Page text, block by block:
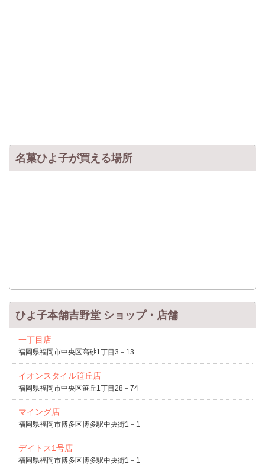
名菓ひよ子が買える場所
ひよ子本舗吉野堂 ショップ・店舗
一丁目店
福岡県福岡市中央区高砂1丁目3－13
イオンスタイル笹丘店
福岡県福岡市中央区笹丘1丁目28－74
マイング店
福岡県福岡市博多区博多駅中央街1－1
デイトス1号店
福岡県福岡市博多区博多駅中央街1－1